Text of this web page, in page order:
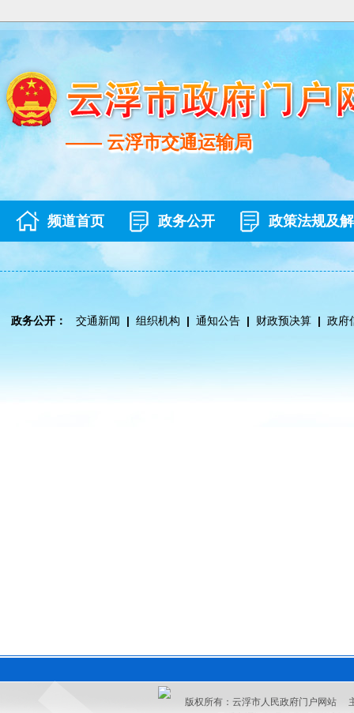
—— 云浮市交通运输局
—— 云浮市交通运输局
频道首页 政务公开 政策法规及
政务公开： 交通新闻 | 组织机构 | 通知公告 | 财政预决算 | 政府
版权所有：云浮市人民政府门户网站